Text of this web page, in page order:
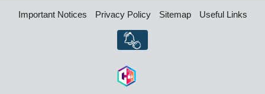
Important Notices Privacy Policy Sitemap Useful Links